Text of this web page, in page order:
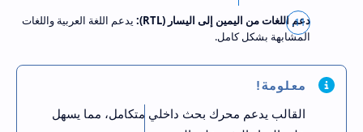
دعم اللغات من اليمين إلى اليسار (RTL):
يدعم اللغة العربية واللغات
المشابهة بشكل كامل.
معلومة!
القالب يدعم محرك بحث داخلي متكامل، مما يسهل